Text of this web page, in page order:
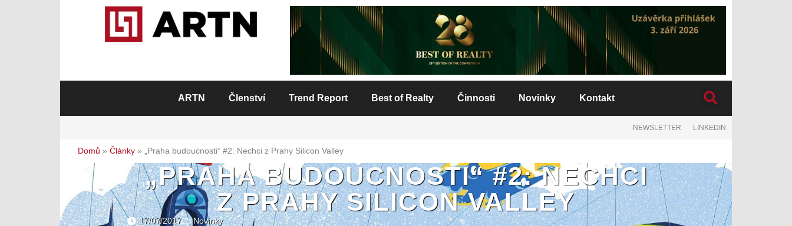
ARTN Členství Trend Report Best of Realty Činnosti Novinky Kontakt
NEWSLETTER LINKEDIN
Domů » Články » „Praha budoucnosti“ #2: Nechci z Prahy Silicon Valley
„PRAHA BUDOUCNOSTI“ #2: NECHCI
Z PRAHY SILICON VALLEY
17/07/2017 Novinky